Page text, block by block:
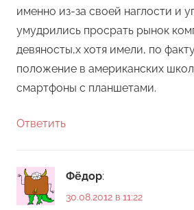
именно из-за своей наглости и
умудрились просрать рынок
девяносты,х хотя имели, по
положение в американских
смартфоны с планшетами.
Ответить
Фёдор:
30.08.2012 в 11:22